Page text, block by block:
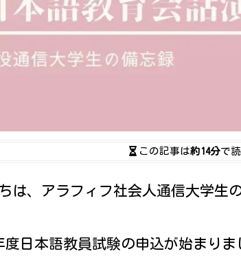
この記事は約14分で読
は、アラフィフ社会人通信大学生
度日本語教員試験の申込が始まりま